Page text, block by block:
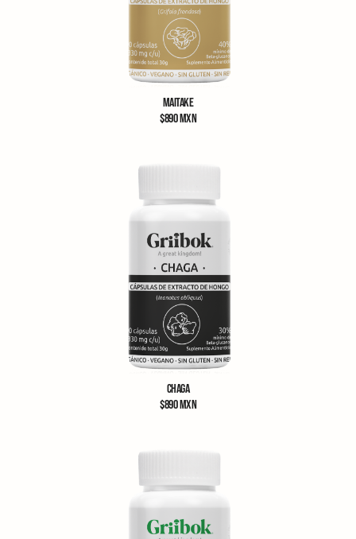
MAITAKE
$890MXN
CHAGA
$890MXN